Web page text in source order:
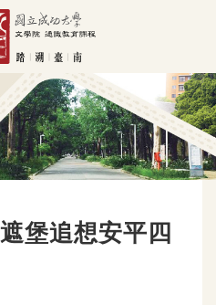
堡追想安平四